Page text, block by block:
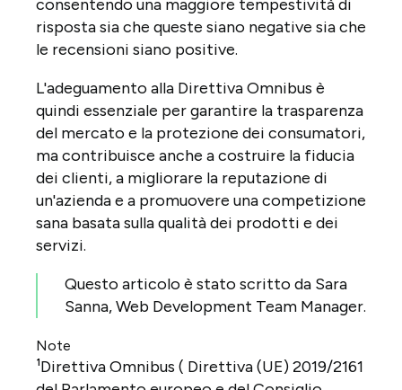
consentendo una maggiore tempestività di
risposta sia che queste siano negative sia che
le recensioni siano positive.
L'adeguamento alla Direttiva Omnibus è
quindi essenziale per garantire la trasparenza
del mercato e la protezione dei consumatori,
ma contribuisce anche a costruire la fiducia
dei clienti, a migliorare la reputazione di
un'azienda e a promuovere una competizione
sana basata sulla qualità dei prodotti e dei
servizi.
Questo articolo è stato scritto da Sara
Sanna, Web Development Team Manager.
Note
¹Direttiva Omnibus ( Direttiva (UE) 2019/2161